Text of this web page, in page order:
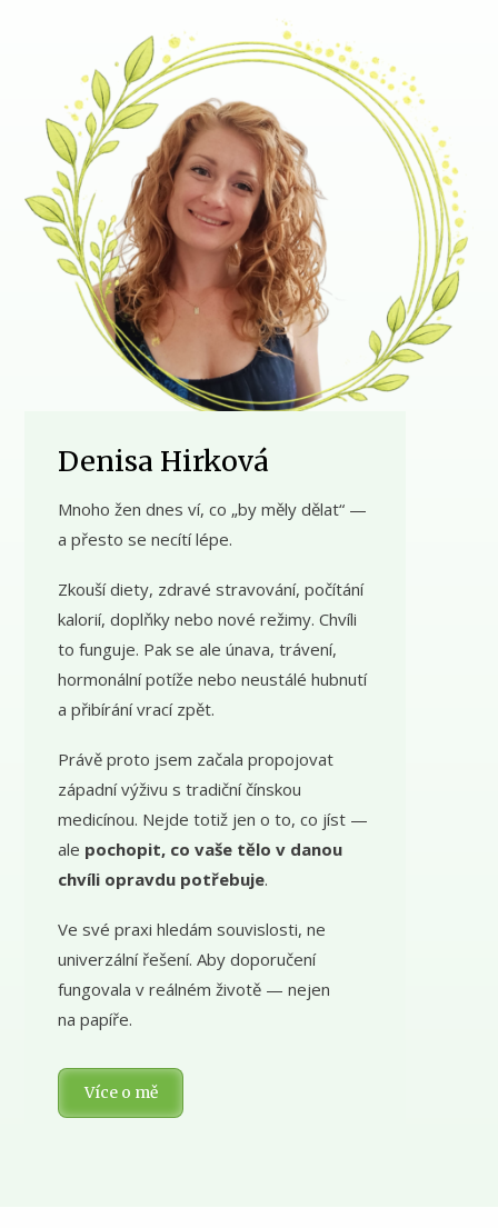
Denisa Hirková
Mnoho žen dnes ví, co „by měly dělat“ —
a přesto se necítí lépe.
Zkouší diety, zdravé stravování, počítání
kalorií, doplňky nebo nové režimy. Chvíli
to funguje. Pak se ale únava, trávení,
hormonální potíže nebo neustálé hubnutí
a přibírání vrací zpět.
Právě proto jsem začala propojovat
západní výživu s tradiční čínskou
medicínou. Nejde totiž jen o to, co jíst —
ale pochopit, co vaše tělo v danou
chvíli opravdu potřebuje.
Ve své praxi hledám souvislosti, ne
univerzální řešení. Aby doporučení
fungovala v reálném životě — nejen
na papíře.
Více o mě